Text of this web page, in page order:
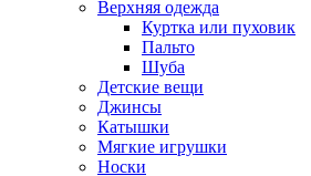
Верхняя одежда
Куртка или пуховик
Пальто
Шуба
Детские вещи
Джинсы
Катышки
Мягкие игрушки
Носки